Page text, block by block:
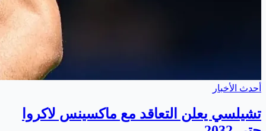
أحدث الأخبار
تشيلسي يعلن التعاقد مع ماكسينس لاكروا